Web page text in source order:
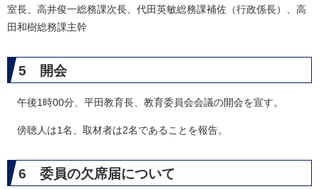
室長、高井俊一総務課次長、代田英敏総務課補佐（行政係長）、高
田和樹総務課主幹
5 開会
午後1時00分、平田教育長、教育委員会会議の開会を宣す。
傍聴人は1名、取材者は2名であることを報告。
6 委員の欠席届について